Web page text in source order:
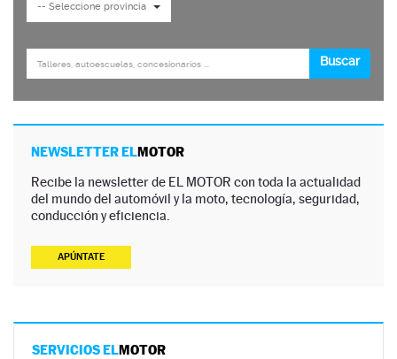
NEWSLETTER ELMOTOR
Recibe la newsletter de EL MOTOR con toda la actualidad
del mundo del automóvil y la moto, tecnología, seguridad,
conducción y eficiencia.
APÚNTATE
SERVICIOS ELMOTOR